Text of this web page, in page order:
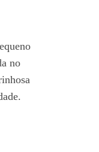
no